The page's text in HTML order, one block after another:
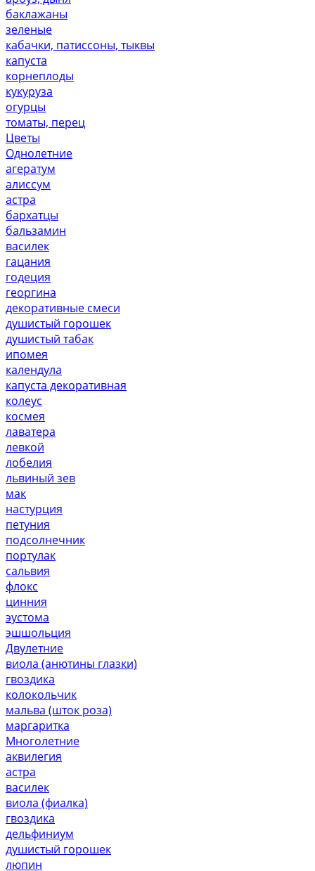
баклажаны
зеленые
кабачки, патиссоны, тыквы
капуста
корнеплоды
кукуруза
огурцы
томаты, перец
Цветы
Однолетние
агератум
алиссум
астра
бархатцы
бальзамин
василек
гацания
годеция
георгина
декоративные смеси
душистый горошек
душистый табак
ипомея
календула
капуста декоративная
колеус
космея
лаватера
левкой
лобелия
львиный зев
мак
настурция
петуния
подсолнечник
портулак
сальвия
флокс
цинния
эустома
эшшольция
Двулетние
виола (анютины глазки)
гвоздика
колокольчик
мальва (шток роза)
маргаритка
Многолетние
аквилегия
астра
василек
виола (фиалка)
гвоздика
дельфиниум
душистый горошек
люпин